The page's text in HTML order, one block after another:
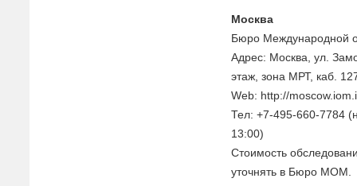
Москва
Бюро Международной
Адрес: Москва, ул.
этаж, зона МРТ, каб.
Web: http://
Тел: +7-495-660-7784
13:00)
Стоимость
уточнять в Бюро МОМ.